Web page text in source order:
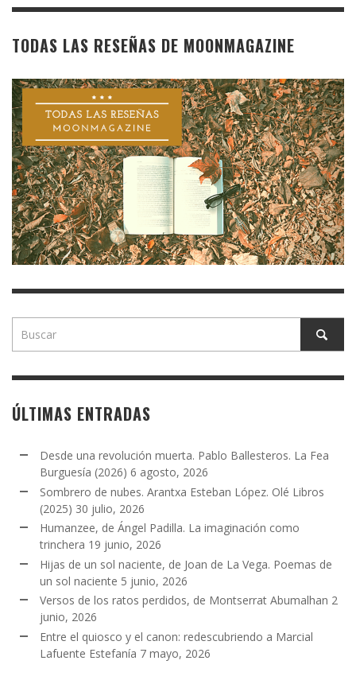
TODAS LAS RESEÑAS DE MOONMAGAZINE
ÚLTIMAS ENTRADAS
Desde una revolución muerta. Pablo Ballesteros. La Fea
Burguesía (2026) 6 agosto, 2026
Sombrero de nubes. Arantxa Esteban López. Olé Libros
(2025) 30 julio, 2026
Humanzee, de Ángel Padilla. La imaginación como
trinchera 19 junio, 2026
Hijas de un sol naciente, de Joan de La Vega. Poemas de
un sol naciente 5 junio, 2026
Versos de los ratos perdidos, de Montserrat Abumalhan 2
junio, 2026
Entre el quiosco y el canon: redescubriendo a Marcial
Lafuente Estefanía 7 mayo, 2026